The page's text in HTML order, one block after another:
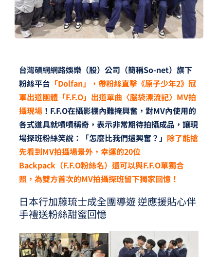
台灣碩網網路娛樂（股）公司（簡稱So-net）旗下
粉絲平台 「Dolfan」，帶粉絲直擊《原子少年2》冠
軍出道團體「F.F.O」出道單曲〈腦袋漂流記〉MV拍
攝現場！F.F.O在攝影棚內難掩興奮，對MV內使用的
各式道具就嘖嘖稱奇，表示非常期待拍攝成品，讓現
場探班粉絲笑說：「怎麼比我們還興奮？」 除了能搶
先看到MV拍攝場景外，幸運的20位
Backpack（F.F.O粉絲名）還可以與F.F.O單獨合
照，為雙方首次的MV拍攝探班留下獨家回憶！
日本行加藤琉士成全團導遊 逆應援貼心伴
手禮送粉絲甜蜜回憶